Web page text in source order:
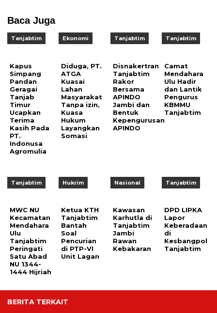
Baca Juga
Tanjabtim
Kapus
Simpang
Pandan
Geragai
Tanjab
Timur
Ucapkan
Terima
Kasih Pada
PT.
Indonusa
Agromulia
Ekonomi
Diduga, PT.
ATGA
Kuasai
Lahan
Masyarakat
Tanpa izin,
Kuasa
Hukum
Layangkan
Somasi
Tanjabtim
Disnakertran
Tanjabtim
Rakor
Bersama
APINDO
Jambi dan
Bentuk
Kepengurusan
APINDO
Tanjabtim
Camat
Mendahara
Ulu Hadir
dan Lantik
Pengurus
KBMMU
Tanjabtim
Tanjabtim
MWC NU
Kecamatan
Mendahara
Ulu
Tanjabtim
Peringati
Satu Abad
NU 1344-
1444 Hijriah
Hukrim
Ketua KTH
Tanjabtim
Bantah
Soal
Pencurian
di PTP-VI
Unit Lagan
Nasional
Kawasan
Karhutla di
Tanjabtim
Jambi
Rawan
Kebakaran
Tanjabtim
DPD LIPKA
Lapor
Keberadaan
di
Kesbangpol
Tanjabtim
BERITA TERKAIT